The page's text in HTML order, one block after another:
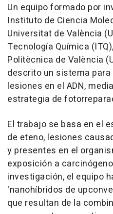
Un equipo formado por
Instituto de Ciencia
Universitat de València
Tecnología Química
Politècnica de València
descrito un sistema
lesiones en el ADN,
estrategia de
El trabajo se basa en el
de eteno, lesiones
y presentes en el
exposición a
investigación, el equipo
'nanohíbridos de
que resultan de la